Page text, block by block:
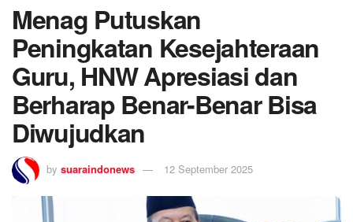
Menag Putuskan
Peningkatan Kesejahteraan
Guru, HNW Apresiasi dan
Berharap Benar-Benar Bisa
Diwujudkan
by suaraindonews 12 September 2025